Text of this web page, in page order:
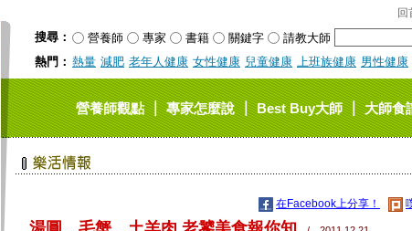
回
搜尋： 營養師 專家 書籍 關鍵字
請教大師
熱門： 熱量 減肥 老年人健康 女性健康 兒童健康 上班族健康 男性健康
營養師觀點｜專家怎麼說｜Best Buy大師｜大師食
在Facebook上分享！